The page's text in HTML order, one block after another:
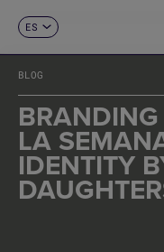
ES
FR
DE
IT
PT
BLOG
LA
IDENTITY